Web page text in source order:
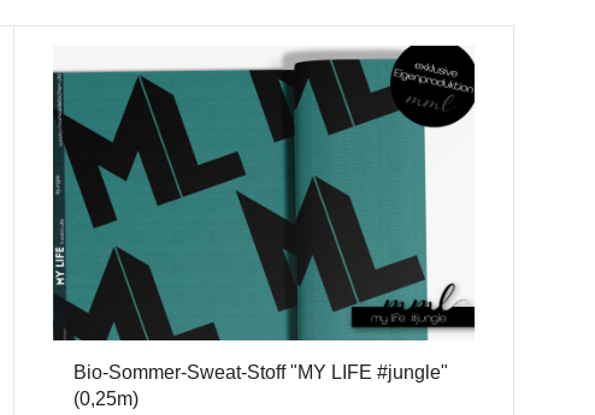
Bio-Sommer-Sweat-Stoff "MY LIFE #jungle"
(0,25m)